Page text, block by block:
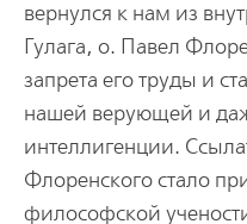
вернулся к нам из
Гулага, о. Павел
запрета его труды и
нашей верующей и
интеллигенции.
Флоренского стало
философской